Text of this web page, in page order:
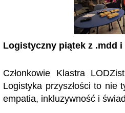
Logistyczny piątek z .mdd
Członkowie Klastra
Logistyka przyszłości to nie
empatia, inkluzywność i